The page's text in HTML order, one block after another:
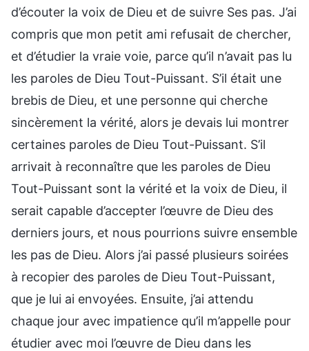
d’écouter la voix de Dieu et de suivre Ses pas. J’ai
compris que mon petit ami refusait de chercher,
et d’étudier la vraie voie, parce qu’il n’avait pas lu
les paroles de Dieu Tout-Puissant. S’il était une
brebis de Dieu, et une personne qui cherche
sincèrement la vérité, alors je devais lui montrer
certaines paroles de Dieu Tout-Puissant. S’il
arrivait à reconnaître que les paroles de Dieu
Tout-Puissant sont la vérité et la voix de Dieu, il
serait capable d’accepter l’œuvre de Dieu des
derniers jours, et nous pourrions suivre ensemble
les pas de Dieu. Alors j’ai passé plusieurs soirées
à recopier des paroles de Dieu Tout-Puissant,
que je lui ai envoyées. Ensuite, j’ai attendu
chaque jour avec impatience qu’il m’appelle pour
étudier avec moi l’œuvre de Dieu dans les